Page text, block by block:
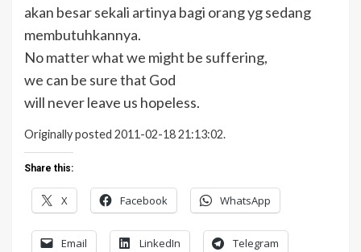
akan besar sekali artinya bagi orang yg sedang
membutuhkannya.
No matter what we might be suffering,
we can be sure that God
will never leave us hopeless.
Originally posted 2011-02-18 21:13:02.
Share this:
X Facebook WhatsApp
Email LinkedIn Telegram